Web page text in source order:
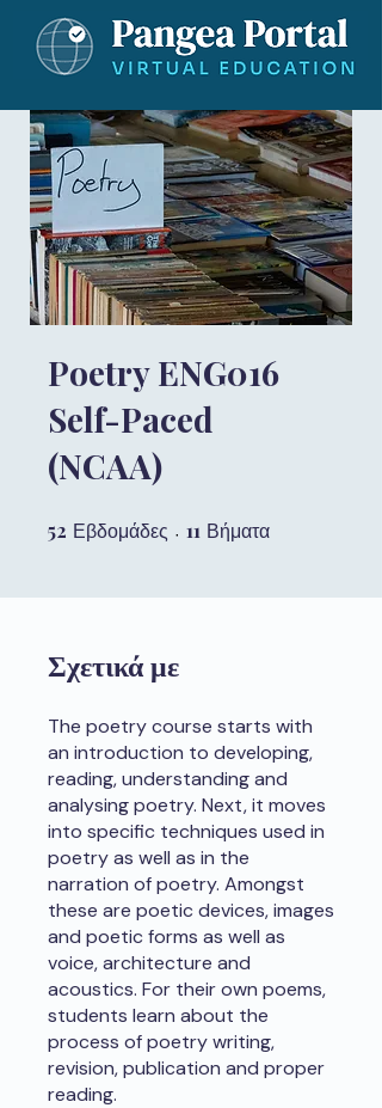
Poetry ENG016
Self-Paced
(NCAA)
52 Εβδομάδες 52 Εβδομάδες
11 Βήματα
Σχετικά με
The poetry course starts with
an introduction to developing,
reading, understanding and
analysing poetry. Next, it moves
into specific techniques used in
poetry as well as in the
narration of poetry. Amongst
these are poetic devices, images
and poetic forms as well as
voice, architecture and
acoustics. For their own poems,
students learn about the
process of poetry writing,
revision, publication and proper
reading.